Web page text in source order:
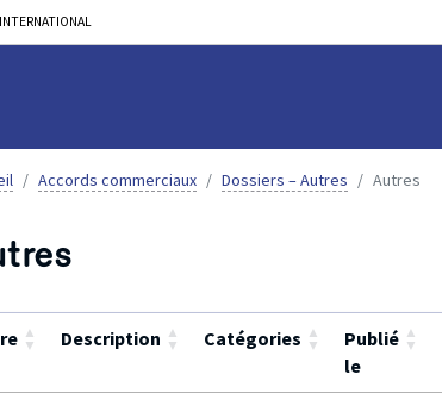
Accords commerciaux Dossiers – Autres Autres
▲
▼ Description ▲
▼ Catégories ▲
▼
Publié
le
▲
▼